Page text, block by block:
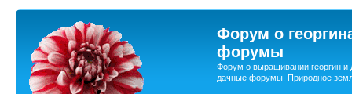
Форум о
форумы
Форум о выращивании георгин и
дачные форумы. Природное